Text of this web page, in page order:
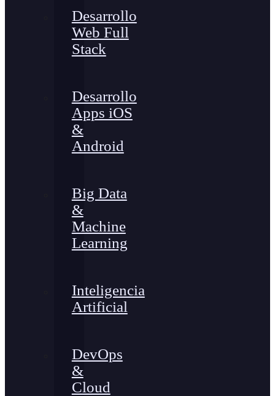
Desarrollo
Web Full
Stack
Desarrollo
Apps iOS
&
Android
Big Data
&
Machine
Learning
Inteligencia
Artificial
DevOps
&
Cloud